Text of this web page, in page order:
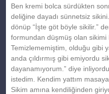
Ben kremi bolca sürdükten
deliğine dayadı sünnetsiz
dönüp “İşte göt böyle sikilir.”
formundan düşmüş olan sikimi
Temizlememiştim, olduğu gibi
anda çıldırmış gibi emiyordu
dayanamıyorum.” diye
istedim. Kendim yattım
Sikim amına kendiliğinden